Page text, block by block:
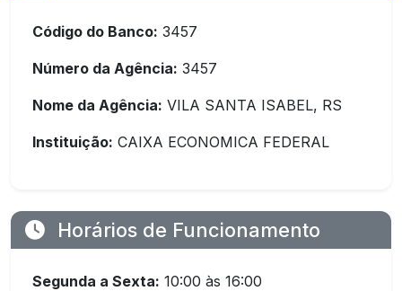
Código do Banco: 3457
Número da Agência: 3457
Nome da Agência: VILA SANTA ISABEL, RS
Instituição: CAIXA ECONOMICA FEDERAL
Horários de Funcionamento
Segunda a Sexta: 10:00 às 16:00